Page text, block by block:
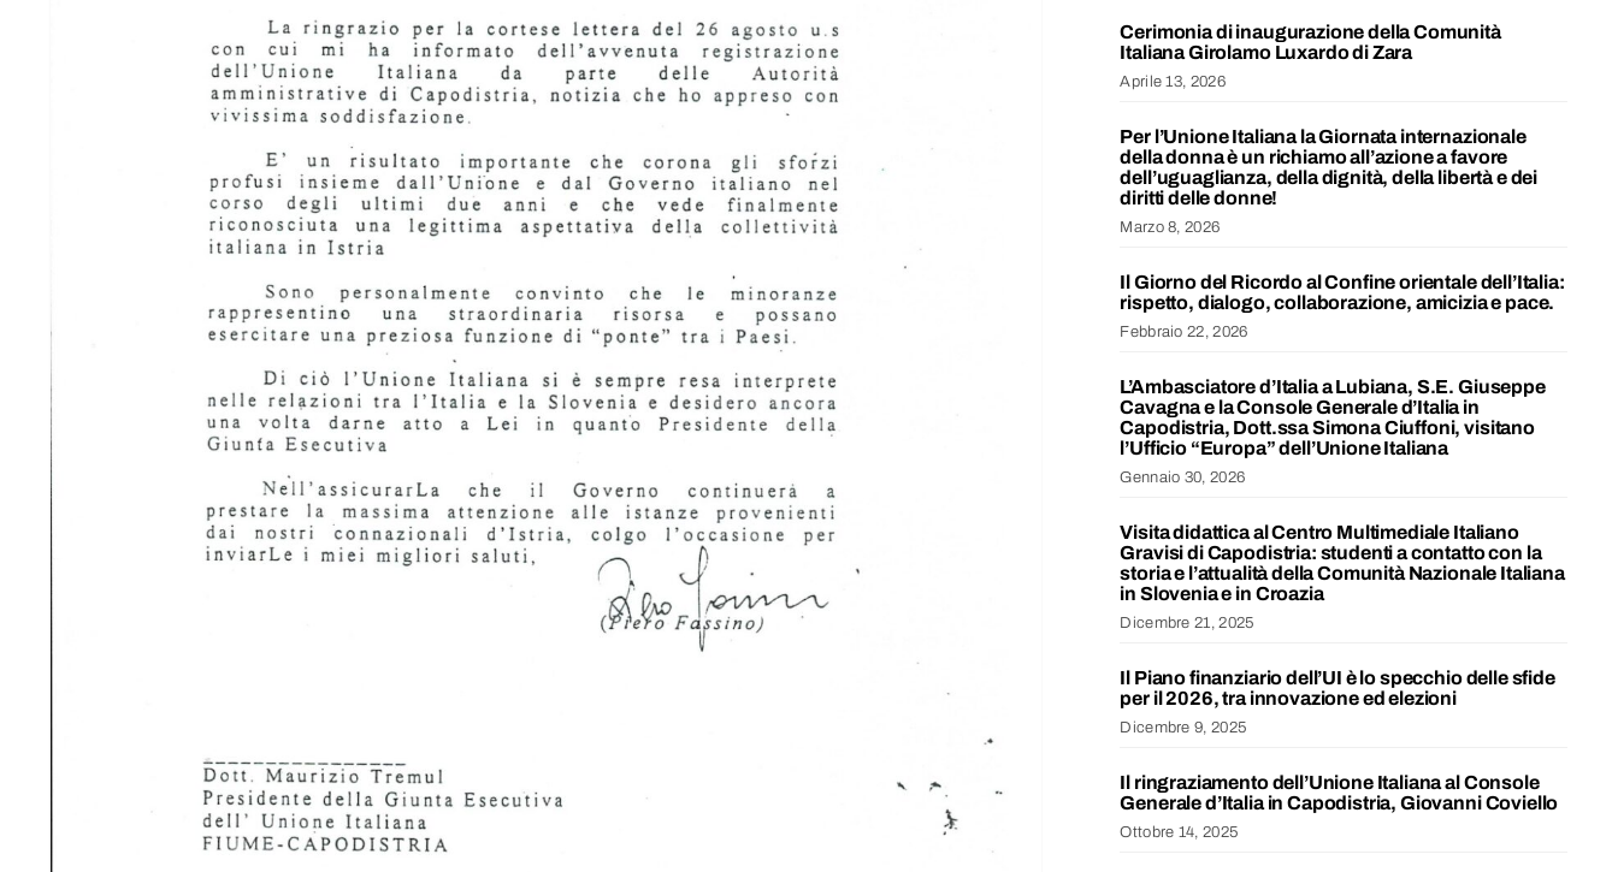
Cerimonia di inaugurazione della Comunità
Italiana Girolamo Luxardo di Zara
Aprile 13, 2026
Per l’Unione Italiana la Giornata internazionale
della donna è un richiamo all’azione a favore
dell’uguaglianza, della dignità, della libertà e dei
diritti delle donne!
Marzo 8, 2026
Il Giorno del Ricordo al Confine orientale dell’Italia:
rispetto, dialogo, collaborazione, amicizia e pace.
Febbraio 22, 2026
L’Ambasciatore d’Italia a Lubiana, S.E. Giuseppe
Cavagna e la Console Generale d’Italia in
Capodistria, Dott.ssa Simona Ciuffoni, visitano
l’Ufficio “Europa” dell’Unione Italiana
Gennaio 30, 2026
Visita didattica al Centro Multimediale Italiano
Gravisi di Capodistria: studenti a contatto con la
storia e l’attualità della Comunità Nazionale Italiana
in Slovenia e in Croazia
Dicembre 21, 2025
Il Piano finanziario dell’UI è lo specchio delle sfide
per il 2026, tra innovazione ed elezioni
Dicembre 9, 2025
Il ringraziamento dell’Unione Italiana al Console
Generale d’Italia in Capodistria, Giovanni Coviello
Ottobre 14, 2025